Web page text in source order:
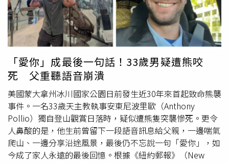
獵犬和一隻柴犬正瘋狂撕咬、爭奪一隻動彈不得的小白狗，
一旁還伴隨成年男子的冷血旁白，「（小白狗）已經死了，
還在搶。」針對羅男的惡劣行為，動保志工陳女士指出，羅
男慣用手法是先透過社交平台營造溫馨形象，一旦順利領養
到狗，通常2天內就會封鎖原主人，隨後便放任家中的杜賓
犬類型的大狗對認養來的狗狗進行殘忍的捕獵與撕咬訓練。
動保志工進一步調查發現，羅男惡意騙養行為早從2018年
就開始，被騙送養的犬隻多數已被原飼主悉心照料多年，其
中不乏名犬，甚至包括德國牧羊犬等大型犬，原飼主皆是以
「免費送養」或僅補貼微薄車資的方式交付給羅男。但早在
2023年左右，就有警覺的飼主發現這場騙局並向警方報
案，但當時因證據不足等原因未能成功立案。所幸在動保人
士與10多位受害犬主齊心協力、不放棄蒐集證據下，日前正
「愛你」成最後一句話！33歲男疑遭熊咬
死 父重聽語音崩潰
美國蒙大拿州冰川國家公園日前發生近30年來首起致命熊襲
事件。一名33歲天主教執事安東尼波里歐（Anthony
Pollio）獨自登山觀賞日落時，疑似遭熊隻突襲慘死。更令
人鼻酸的是，他生前曾留下一段語音訊息給父親，一邊喘氣
爬山、一邊分享沿途風景，最後仍不忘說一句「愛你」，如
今成了家人永遠的最後回憶。根據《紐約郵報》（New